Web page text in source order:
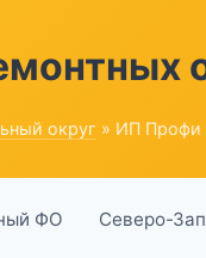
округ » ИП Профи
ФО Северо-